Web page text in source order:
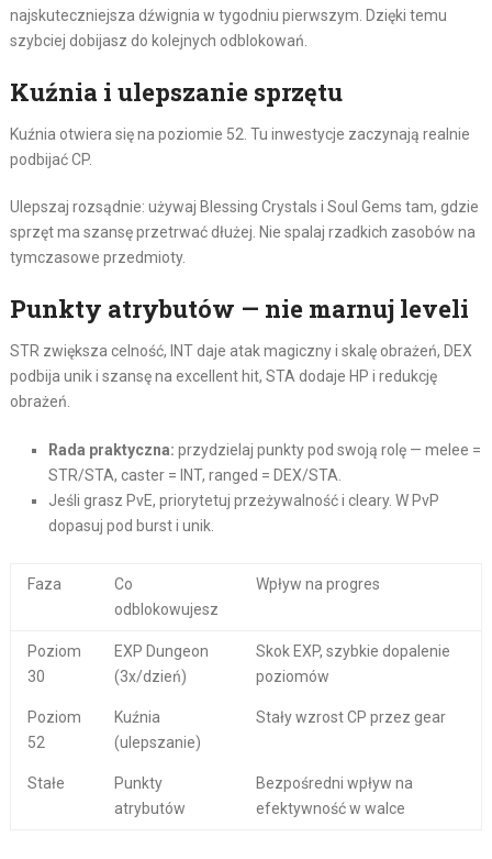
najskuteczniejsza dźwignia w tygodniu pierwszym. Dzięki temu
szybciej dobijasz do kolejnych odblokowań.
Kuźnia i ulepszanie sprzętu
Kuźnia otwiera się na poziomie 52. Tu inwestycje zaczynają realnie
podbijać CP.
Ulepszaj rozsądnie: używaj Blessing Crystals i Soul Gems tam, gdzie
sprzęt ma szansę przetrwać dłużej. Nie spalaj rzadkich zasobów na
tymczasowe przedmioty.
Punkty atrybutów — nie marnuj leveli
STR zwiększa celność, INT daje atak magiczny i skalę obrażeń, DEX
podbija unik i szansę na excellent hit, STA dodaje HP i redukcję
obrażeń.
Rada praktyczna: przydzielaj punkty pod swoją rolę — melee =
STR/STA, caster = INT, ranged = DEX/STA.
Jeśli grasz PvE, priorytetuj przeżywalność i cleary. W PvP
dopasuj pod burst i unik.
Faza
Co
odblokowujesz
Wpływ na progres
Poziom
30
EXP Dungeon
(3x/dzień)
Skok EXP, szybkie dopalenie
poziomów
Poziom
52
Kuźnia
(ulepszanie)
Stały wzrost CP przez gear
Stałe
Punkty
atrybutów
Bezpośredni wpływ na
efektywność w walce